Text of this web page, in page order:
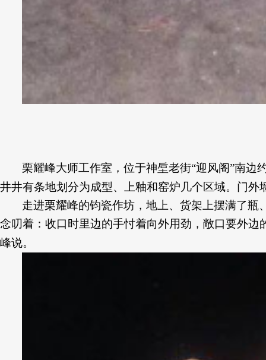
栗耀峰大师工作室，位于神垕老街“迎风阁”南边
井井有条地划分为成型、上釉和窑炉几个区域。门
走进栗耀峰的钧瓷作坊，地上、货架上摆满了
念叨着：收口时里边的手忖着向外用劲，敞口要外边
峰说。